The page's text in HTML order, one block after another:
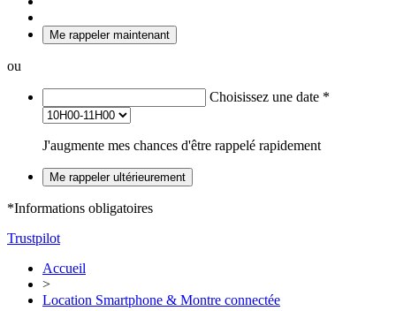
Me rappeler maintenant
ou
Choisissez une date *
J'augmente mes chances d'être rappelé rapidement
Me rappeler ultérieurement
*Informations obligatoires
Trustpilot
Accueil
>
Location Smartphone & Montre connectée